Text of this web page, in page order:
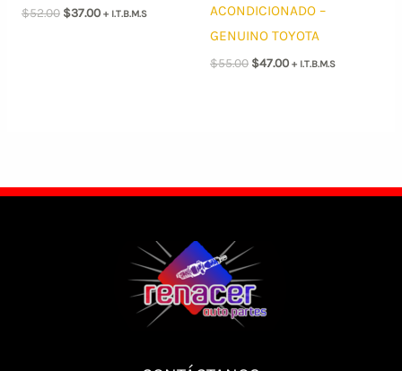
$52.00 El
$37.00El+ I.T.B.M.S
ACONDICIONADO –
GENUINO TOYOTA
$55.00 El
$47.00El+ I.T.B.M.S